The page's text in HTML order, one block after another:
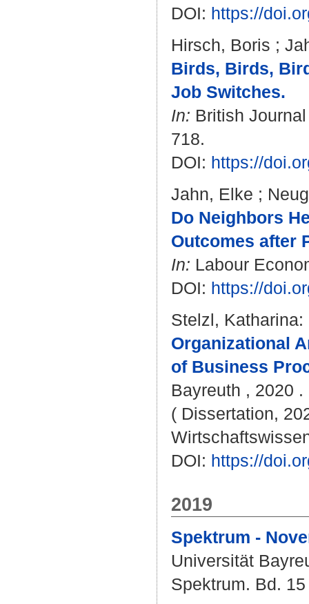
DOI: https://
Hirsch, Boris ;
Birds, Birds,
Job Switches.
In: British
718.
DOI: https://
Jahn, Elke ;
Do Neighbors
Outcomes after
In: Labour
DOI: https://
Stelzl, Katharina:
Organizational
of Business
Bayreuth , 2020 .
( Dissertation,
DOI: https://
2019
Spektrum -
Universität
Spektrum. Bd.